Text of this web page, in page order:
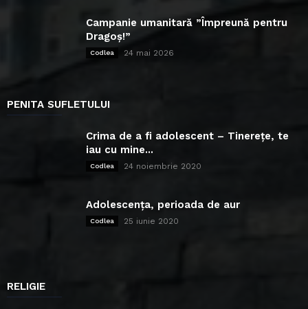
Campanie umanitară ”Împreună pentru
Dragoș!”
Codlea 24 mai 2026
PENITA SUFLETULUI
Crima de a fi adolescent – Tinerețe, te
iau cu mine...
Codlea 24 noiembrie 2020
Adolescența, perioada de aur
Codlea 25 iunie 2020
RELIGIE